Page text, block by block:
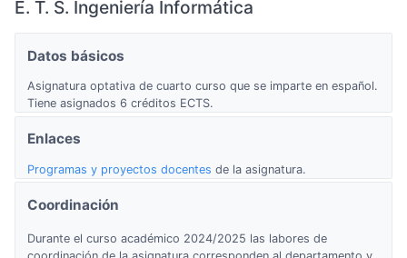
E. T. S. Ingeniería Informática
Datos básicos
Asignatura optativa de cuarto curso que se imparte en español.
Tiene asignados 6 créditos ECTS.
Enlaces
Programas y proyectos docentes de la asignatura.
Coordinación
Durante el curso académico 2024/2025 las labores de